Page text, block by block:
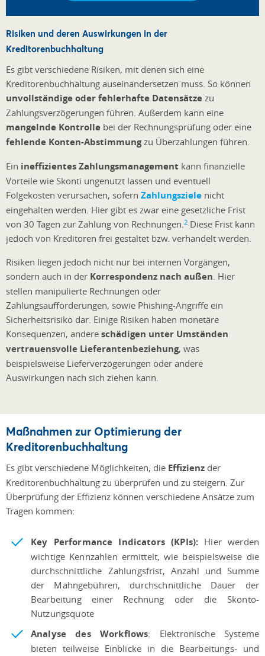
Risiken und deren Auswirkungen in der
Kreditorenbuchhaltung
Es gibt verschiedene Risiken, mit denen sich eine
Kreditorenbuchhaltung auseinandersetzen muss. So können
unvollständige oder fehlerhafte Datensätze zu
Zahlungsverzögerungen führen. Außerdem kann eine
mangelnde Kontrolle bei der Rechnungsprüfung oder eine
fehlende Konten-Abstimmungzu Überzahlungen führen.
Ein ineffizientes Zahlungsmanagement kann finanzielle
Vorteile wie Skonti ungenutzt lassen und eventuell
Folgekosten verursachen, sofern Zahlungsziele nicht
eingehalten werden. Hier gibt es zwar eine gesetzliche Frist
von 30 Tagen zur Zahlung von Rechnungen.2 Diese Frist kann
jedoch von Kreditoren frei gestaltet bzw. verhandelt werden.
Risiken liegen jedoch nicht nur bei internen Vorgängen,
sondern auch in der Korrespondenz nach außen. Hier
stellen manipulierte Rechnungen oder
Zahlungsaufforderungen, sowie Phishing-Angriffe ein
Sicherheitsrisiko dar. Einige Risiken haben monetäre
Konsequenzen, andere schädigen unter Umständen
vertrauensvolle Lieferantenbeziehung, was
beispielsweise Lieferverzögerungen oder andere
Auswirkungen nach sich ziehen kann.
Maßnahmen zur Optimierung der
Kreditorenbuchhaltung
Es gibt verschiedene Möglichkeiten, die Effizienz der
Kreditorenbuchhaltung zu überprüfen und zu steigern. Zur
Überprüfung der Effizienz können verschiedene Ansätze zum
Tragen kommen:
Key Performance Indicators (KPIs): Hier werden
wichtige Kennzahlen ermittelt, wie beispielsweise die
durchschnittliche Zahlungsfrist, Anzahl und Summe
der Mahngebühren, durchschnittliche Dauer der
Bearbeitung einer Rechnung oder die Skonto-
Nutzungsquote
Analyse des Workflows: Elektronische Systeme
bieten teilweise Einblicke in die Bearbeitungs- und